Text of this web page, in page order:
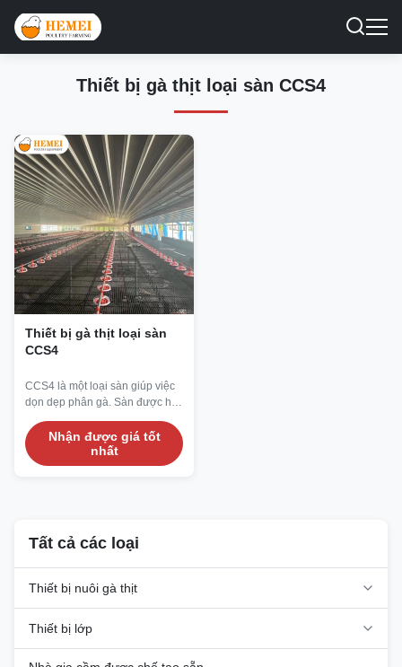
Thiết bị gà thịt loại sàn CCS4
Thiết bị gà thịt loại sàn
CCS4
CCS4 là một loại sàn giúp việc
dọn dẹp phân gà. Sàn được hỗ
trợ bởi các thanh thép, trong khi
gà được nuôi ở trên. Phân gà
rơi xuống đáy, cho phép công
nhân dọn dẹp hàng ngày, giảm
Nhận được giá tốt
nhất
Tất cả các loại
Thiết bị nuôi gà thịt
Thiết bị lớp